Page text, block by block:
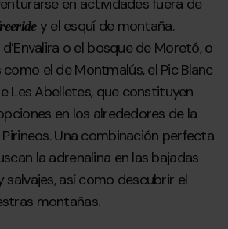
en actividades fuera de
y el esquí de montaña.
o el bosque de Moretó, o
el de Montmalús, el Pic Blanc
Les Abelletes, que constituyen
en los alrededores de la
Una combinación perfecta
la adrenalina en las bajadas
salvajes, así como descubrir el
montañas.